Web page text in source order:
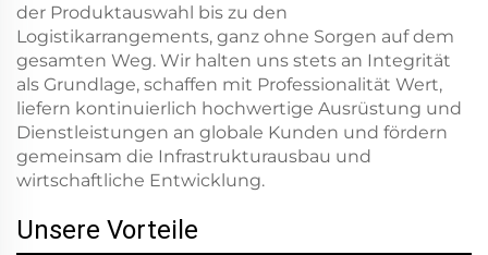
der Produktauswahl bis zu den
Logistikarrangements, ganz ohne Sorgen auf dem
gesamten Weg. Wir halten uns stets an Integrität
als Grundlage, schaffen mit Professionalität Wert,
liefern kontinuierlich hochwertige Ausrüstung und
Dienstleistungen an globale Kunden und fördern
gemeinsam die Infrastrukturausbau und
wirtschaftliche Entwicklung.
Unsere Vorteile